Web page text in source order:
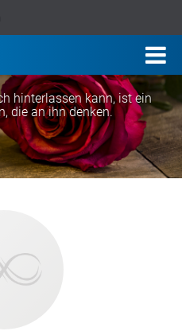
hinterlassen kann, ist ein
die an ihn denken.